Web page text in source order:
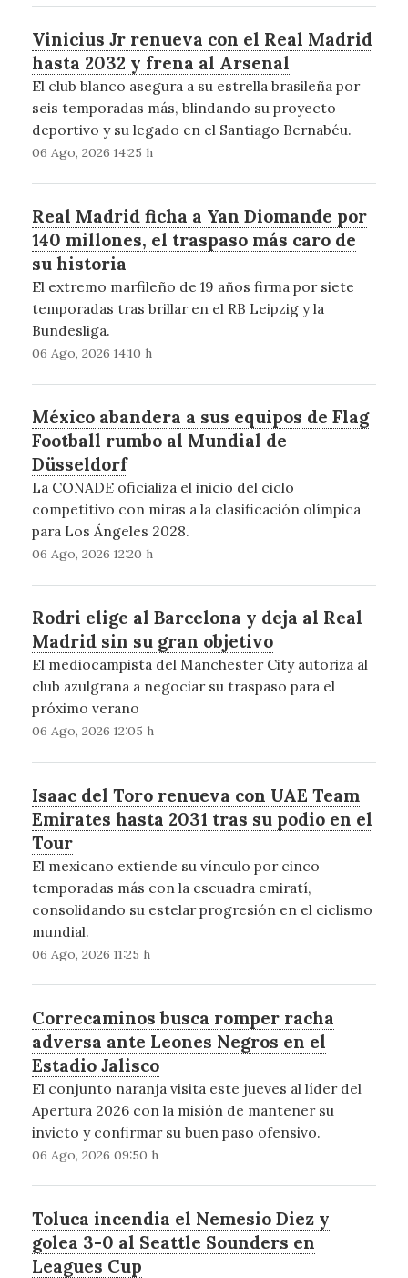
Vinicius Jr renueva con el Real Madrid
hasta 2032 y frena al Arsenal
El club blanco asegura a su estrella brasileña por
seis temporadas más, blindando su proyecto
deportivo y su legado en el Santiago Bernabéu.
06 Ago, 2026 14:25 h
Real Madrid ficha a Yan Diomande por
140 millones, el traspaso más caro de
su historia
El extremo marfileño de 19 años firma por siete
temporadas tras brillar en el RB Leipzig y la
Bundesliga.
06 Ago, 2026 14:10 h
México abandera a sus equipos de Flag
Football rumbo al Mundial de
Düsseldorf
La CONADE oficializa el inicio del ciclo
competitivo con miras a la clasificación olímpica
para Los Ángeles 2028.
06 Ago, 2026 12:20 h
Rodri elige al Barcelona y deja al Real
Madrid sin su gran objetivo
El mediocampista del Manchester City autoriza al
club azulgrana a negociar su traspaso para el
próximo verano
06 Ago, 2026 12:05 h
Isaac del Toro renueva con UAE Team
Emirates hasta 2031 tras su podio en el
Tour
El mexicano extiende su vínculo por cinco
temporadas más con la escuadra emiratí,
consolidando su estelar progresión en el ciclismo
mundial.
06 Ago, 2026 11:25 h
Correcaminos busca romper racha
adversa ante Leones Negros en el
Estadio Jalisco
El conjunto naranja visita este jueves al líder del
Apertura 2026 con la misión de mantener su
invicto y confirmar su buen paso ofensivo.
06 Ago, 2026 09:50 h
Toluca incendia el Nemesio Diez y
golea 3-0 al Seattle Sounders en
Leagues Cup